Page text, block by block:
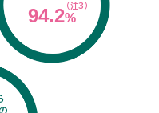
94.2%
（注3）